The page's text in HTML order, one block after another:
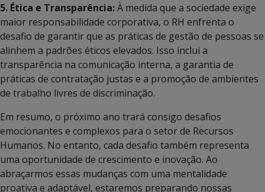
5. Ética e Transparência:À medida que a sociedade exige
maior responsabilidade corporativa, o RH enfrenta o
desafio de garantir que as práticas de gestão de pessoas se
alinhem a padrões éticos elevados. Isso inclui a
transparência na comunicação interna, a garantia de
práticas de contratação justas e a promoção de ambientes
de trabalho livres de discriminação.
Em resumo, o próximo ano trará consigo desafios
emocionantes e complexos para o setor de Recursos
Humanos. No entanto, cada desafio também representa
uma oportunidade de crescimento e inovação. Ao
abraçarmos essas mudanças com uma mentalidade
proativa e adaptável, estaremos preparando nossas